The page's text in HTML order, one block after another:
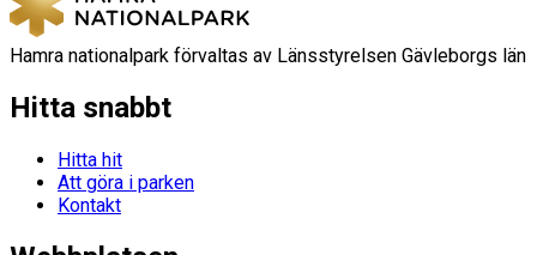
Hamra nationalpark förvaltas av Länsstyrelsen Gävleborgs län
Hitta snabbt
Hitta hit
Att göra i parken
Kontakt